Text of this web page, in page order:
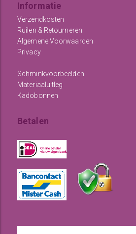
Informatie
Verzendkosten
Ruilen & Retourneren
Algemene Voorwaarden
Privacy
Schminkvoorbeelden
Materiaaluitleg
Kadobonnen
Betalen